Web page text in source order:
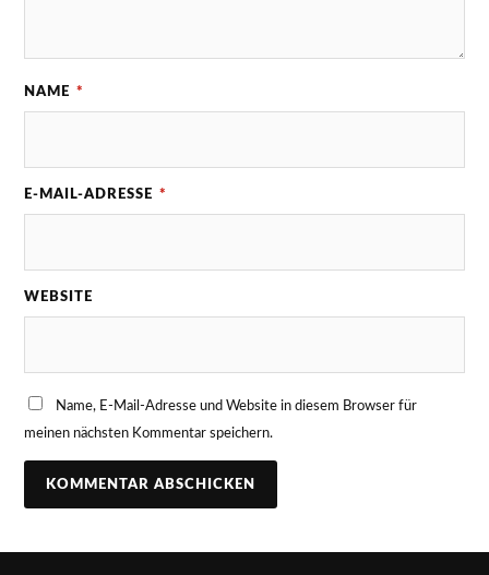
NAME *
E-MAIL-ADRESSE *
WEBSITE
Name, E-Mail-Adresse und Website in diesem Browser für
meinen nächsten Kommentar speichern.